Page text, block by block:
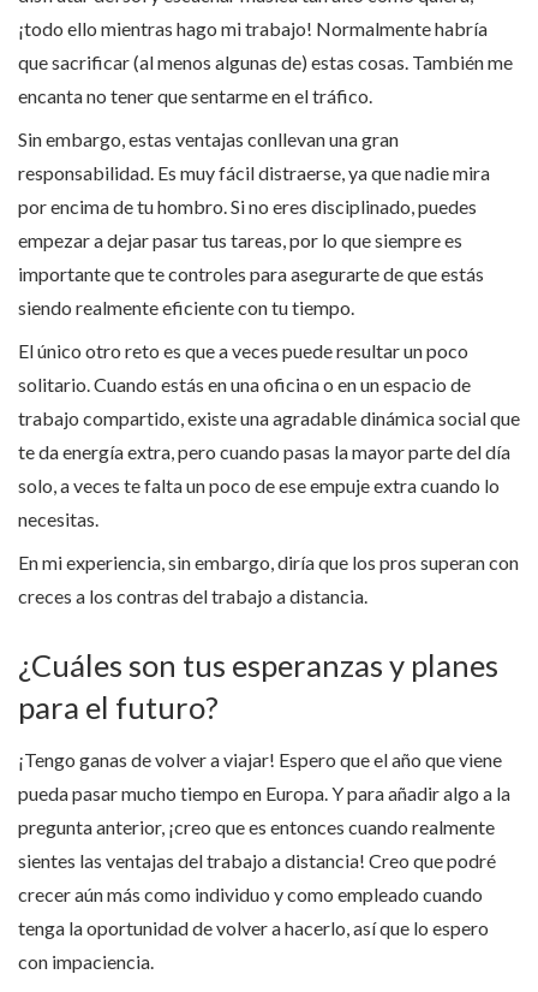
¡todo ello mientras hago mi trabajo! Normalmente habría
que sacrificar (al menos algunas de) estas cosas. También me
encanta no tener que sentarme en el tráfico.
Sin embargo, estas ventajas conllevan una gran
responsabilidad. Es muy fácil distraerse, ya que nadie mira
por encima de tu hombro. Si no eres disciplinado, puedes
empezar a dejar pasar tus tareas, por lo que siempre es
importante que te controles para asegurarte de que estás
siendo realmente eficiente con tu tiempo.
El único otro reto es que a veces puede resultar un poco
solitario. Cuando estás en una oficina o en un espacio de
trabajo compartido, existe una agradable dinámica social que
te da energía extra, pero cuando pasas la mayor parte del día
solo, a veces te falta un poco de ese empuje extra cuando lo
necesitas.
En mi experiencia, sin embargo, diría que los pros superan con
creces a los contras del trabajo a distancia.
¿Cuáles son tus esperanzas y planes
para el futuro?
¡Tengo ganas de volver a viajar! Espero que el año que viene
pueda pasar mucho tiempo en Europa. Y para añadir algo a la
pregunta anterior, ¡creo que es entonces cuando realmente
sientes las ventajas del trabajo a distancia! Creo que podré
crecer aún más como individuo y como empleado cuando
tenga la oportunidad de volver a hacerlo, así que lo espero
con impaciencia.